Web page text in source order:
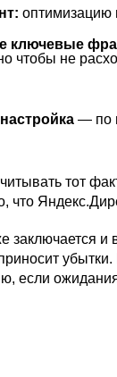
оптимизацию
ключевые
чтобы не
— по
тот
что
заключается
если